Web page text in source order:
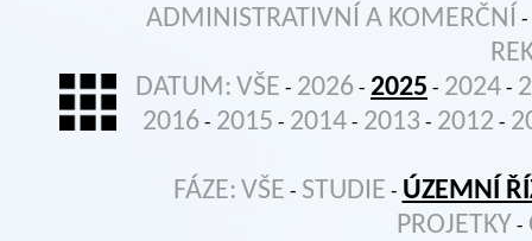
ADMINISTRATIVNÍ A KOMERČNÍ -
DATUM: VŠE - 2026 - 2025 - 2024 -
2016 - 2015 - 2014 - 2013 - 2012 -
FÁZE: VŠE - STUDIE - ÚZEMNÍ
PROJETKY -